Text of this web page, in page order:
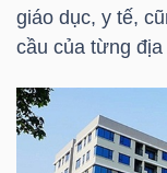
giáo dục, y tế,
cầu của từng
TIÊU
DÙNG
KHÔNG
THIẾT